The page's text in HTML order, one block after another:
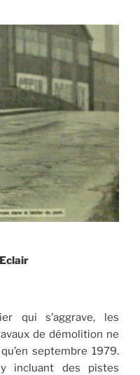
qui s’aggrave, les
de démolition ne
septembre 1979.
incluant des pistes